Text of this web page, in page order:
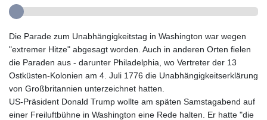
Die Parade zum Unabhängigkeitstag in Washington war wegen
"extremer Hitze" abgesagt worden. Auch in anderen Orten fielen
die Paraden aus - darunter Philadelphia, wo Vertreter der 13
Ostküsten-Kolonien am 4. Juli 1776 die Unabhängigkeitserklärung
von Großbritannien unterzeichnet hatten.
US-Präsident Donald Trump wollte am späten Samstagabend auf
einer Freiluftbühne in Washington eine Rede halten. Er hatte "die